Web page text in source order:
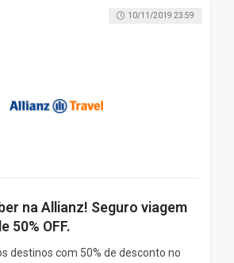
na Allianz! Seguro viagem
50% OFF.
destinos com 50% de desconto no
10/11/2019 23:59